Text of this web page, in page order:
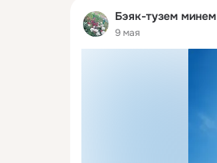
Бэяк-тузем минем
9 мая